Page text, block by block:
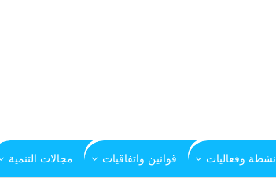
انشطة وفعاليات قوانين واتفاقيات مجالات التنمية